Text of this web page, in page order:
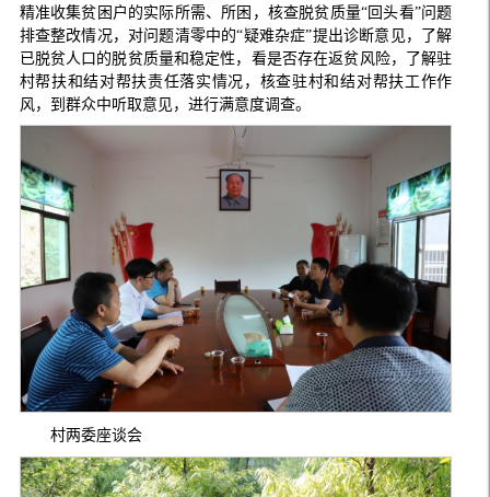
精准收集贫困户的实际所需、所困，核查脱贫质量“回头看”问题
排查整改情况，对问题清零中的“疑难杂症”提出诊断意见，了解
已脱贫人口的脱贫质量和稳定性，看是否存在返贫风险，了解驻
村帮扶和结对帮扶责任落实情况，核查驻村和结对帮扶工作作
风，到群众中听取意见，进行满意度调查。
村两委座谈会